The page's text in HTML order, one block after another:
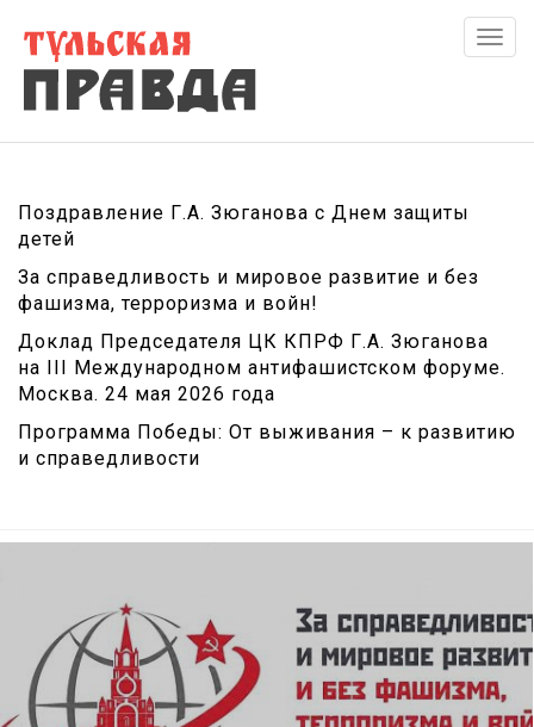
Поздравление Г.А. Зюганова с Днем защиты
детей
За справедливость и мировое развитие и без
фашизма, терроризма и войн!
Доклад Председателя ЦК КПРФ Г.А. Зюганова
на III Международном антифашистском форуме.
Москва. 24 мая 2026 года
Программа Победы: От выживания – к развитию
и справедливости